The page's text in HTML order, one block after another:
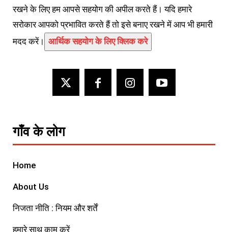
रखने के लिए हम आपसे सहयोग की अपील करते हैं। यदि हमारे
सरोकार आपको प्रभावित करते हैं तो इसे बनाए रखने में आप भी हमारी
मदद करें। आर्थिक सहयोग के लिए क्लिक करे
गाँव के लोग
Home
About Us
निजता नीति : नियम और शर्तें
हमारे साथ काम करें